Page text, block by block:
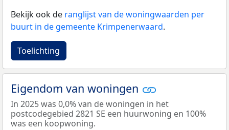
Bekijk ook de ranglijst van de woningwaarden per
buurt in de gemeente Krimpenerwaard.
Toelichting
Eigendom van woningen
In 2025 was 0,0% van de woningen in het
postcodegebied 2821 SE een huurwoning en 100%
was een koopwoning.